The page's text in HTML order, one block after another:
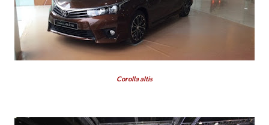
Corolla altis